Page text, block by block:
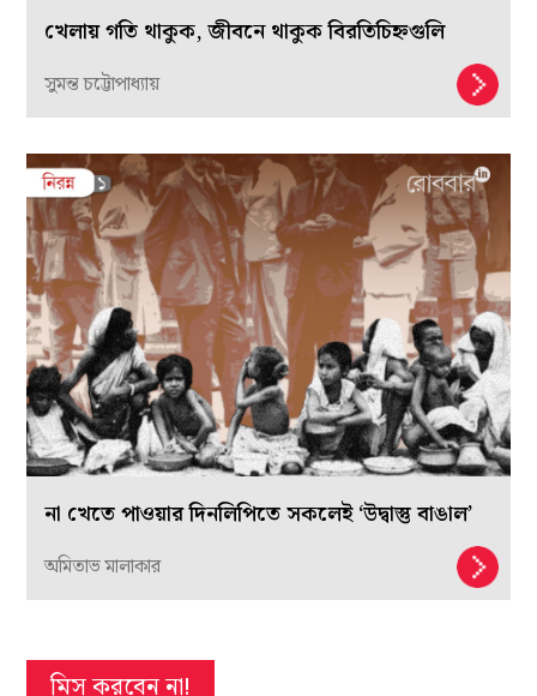
খেলায় গতি থাকুক, জীবনে থাকুক বিরতিচিহ্নগুলি
সুমন্ত চট্টোপাধ্যায়
না খেতে পাওয়ার দিনলিপিতে সকলেই ‘উদ্বাস্তু বাঙাল’
অমিতাভ মালাকার
মিস করবেন না!